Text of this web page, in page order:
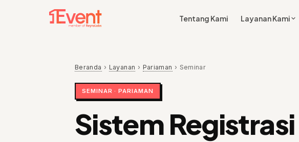
Tentang Kami Layanan Kami
Beranda › Layanan › Pariaman › Seminar
SEMINAR · PARIAMAN
Sistem Registrasi